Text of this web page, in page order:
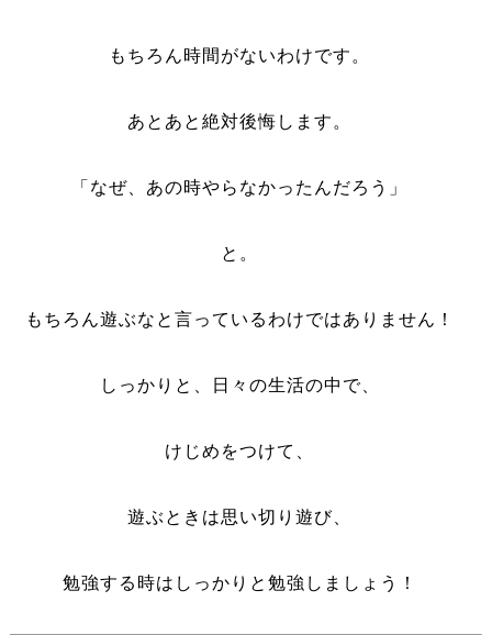
もちろん時間がないわけです。
あとあと絶対後悔します。
「なぜ、あの時やらなかったんだろう」
と。
もちろん遊ぶなと言っているわけではありません！
しっかりと、日々の生活の中で、
けじめをつけて、
遊ぶときは思い切り遊び、
勉強する時はしっかりと勉強しましょう！